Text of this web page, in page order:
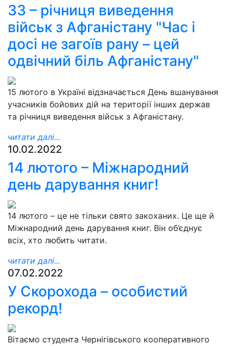
33 – річниця виведення
військ з Афганістану "Час і
досі не загоїв рану – цей
одвічний біль Афганістану"
15 лютого в Україні відзначається День вшанування
учасників бойових дій на території інших держав
та річниця виведення військ з Афганістану.
читати далі...
10.02.2022
14 лютого – Міжнародний
день дарування книг!
14 лютого – це не тільки свято закоханих. Це ще й
Міжнародний день дарування книг. Він об’єднує
всіх, хто любить читати.
читати далі...
07.02.2022
У Скорохода – особистий
рекорд!
Вітаємо студента Чернігівського кооперативного